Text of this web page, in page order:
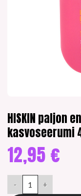
HISKIN paljon
kasvoseerumi
12,95 €